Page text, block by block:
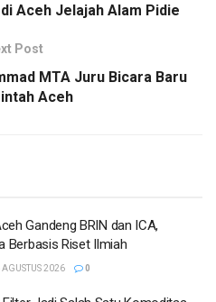
Aceh Jelajah Alam Pidie
Post
MTA Juru Bicara Baru
Aceh
Gandeng BRIN dan ICA,
Berbasis Riset Ilmiah
AGUSTUS 2026 0